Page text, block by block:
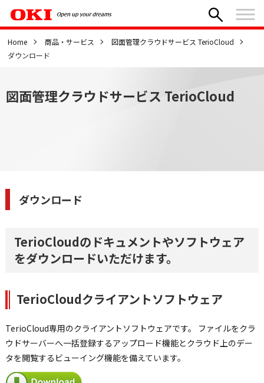
Home 商品・サービス
図面管理クラウドサービス TerioCloud
ダウンロード
図面管理クラウドサービス TerioCloud
ダウンロード
TerioCloudのドキュメントやソフトウェア
をダウンロードいただけます。
TerioCloudクライアントソフトウェア
TerioCloud専用のクライアントソフトウェアです。 ファイルをクラ
ウドサーバーへ一括登録するアップロード機能とクラウド上のデー
タを閲覧するビューイング機能を備えています。